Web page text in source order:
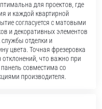
для проектов, где
и каждой квартирной
согласуется с матовыми
и декоративных элементов
отделки и
цвета. Точная фрезеровка
отклонений, что важно при
совместима со
производителя.